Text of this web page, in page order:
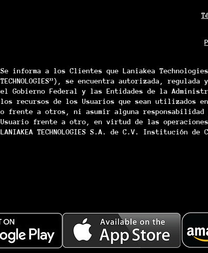
Se informa a los Clientes que Laniakea Technologies,
TECHNOLOGIES”), se encuentra autorizada,
el Gobierno Federal y las Entidades de la
los recursos de los Usuarios que sean utilizados en
o frente a otros, ni asumir alguna responsabilidad
Usuario frente a otro, en virtud de las
LANIAKEA TECHNOLOGIES S.A. de C.V. Institución